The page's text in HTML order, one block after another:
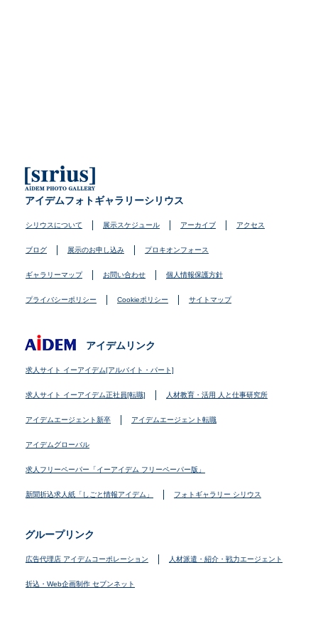
アイデムフォトギャラリーシリウス
シリウスについて 展示スケジュール アーカイブ アクセス
ブログ 展示のお申し込み プロキオンフォース
ギャラリーマップ お問い合わせ 個人情報保護方針
プライバシーポリシー Cookieポリシー サイトマップ
アイデムリンク
求人サイト イーアイデム[アルバイト・パート]
求人サイト イーアイデム正社員[転職] 人材教育・活用 人と仕事研究所
アイデムエージェント新卒 アイデムエージェント転職
アイデムグローバル
求人フリーペーパー「イーアイデム フリーペーパー版」
新聞折込求人紙「しごと情報アイデム」 フォトギャラリー シリウス
グループリンク
広告代理店 アイデムコーポレーション 人材派遣・紹介・戦力エージェント
折込・Web企画制作 セブンネット